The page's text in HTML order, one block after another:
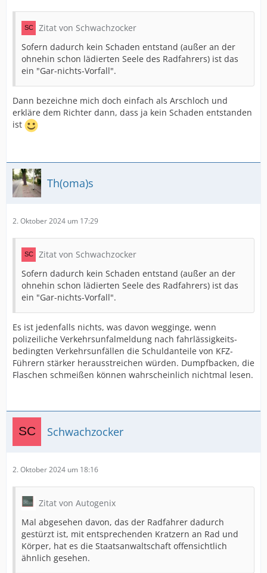
Zitat von Schwachzocker
Sofern dadurch kein Schaden entstand (außer an der
ohnehin schon lädierten Seele des Radfahrers) ist das
ein "Gar-nichts-Vorfall".
Dann bezeichne mich doch einfach als Arschloch und
erkläre dem Richter dann, dass ja kein Schaden entstanden
ist
Th(oma)s
2. Oktober 2024 um 17:29
Zitat von Schwachzocker
Sofern dadurch kein Schaden entstand (außer an der
ohnehin schon lädierten Seele des Radfahrers) ist das
ein "Gar-nichts-Vorfall".
Es ist jedenfalls nichts, was davon wegginge, wenn
polizeiliche Verkehrsunfalmeldung nach fahrlässigkeits-
bedingten Verkehrsunfällen die Schuldanteile von KFZ-
Führern stärker herausstreichen würden. Dumpfbacken, die
Flaschen schmeißen können wahrscheinlich nichtmal lesen.
Schwachzocker
2. Oktober 2024 um 18:16
Zitat von Autogenix
Mal abgesehen davon, das der Radfahrer dadurch
gestürzt ist, mit entsprechenden Kratzern an Rad und
Körper, hat es die Staatsanwaltschaft offensichtlich
ähnlich gesehen.